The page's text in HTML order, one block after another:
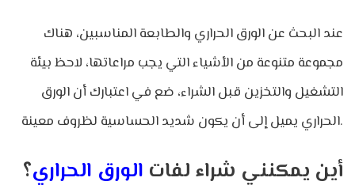
عند البحث عن الورق الحراري والطابعة المناسبين، هناك
مجموعة متنوعة من الأشياء التي يجب مراعاتها، لاحظ بيئة
التشغيل والتخزين قبل الشراء، ضع في اعتبارك أن الورق
الحراري يميل إلى أن يكون شديد الحساسية لظروف معينة.
أين يمكنني شراء لفات الورق الحراري؟